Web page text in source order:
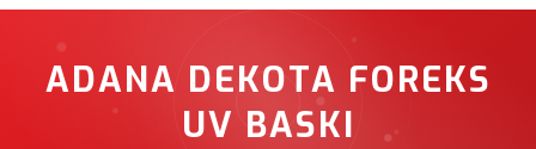
ADANA DEKOTA FOREKS
UV BASKI